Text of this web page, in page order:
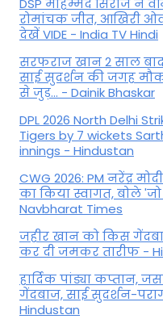
DSP मोहम्मद सिराज ने
रोमांचक जीत, आखिरी
देखें VIDE - India TV Hindi
सरफराज खान 2 साल
साई सुदर्शन की जगह
से जुड़... - Dainik Bhaskar
DPL 2026 North Delhi
Tigers by 7 wickets
innings - Hindustan
CWG 2026: PM नरेंद्र
का किया स्वागत, बोले
Navbharat Times
जहीर खान को किस
कर दी जमकर तारीफ -
हार्दिक पांड्या कप्तान,
गेंदबाज, साई सुदर्शन-
Hindustan